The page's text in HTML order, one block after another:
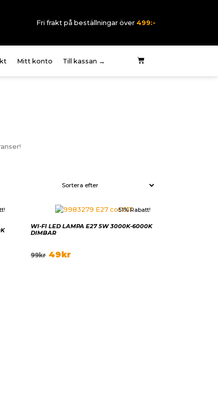
Fri frakt på beställningar över 499:-
Mitt konto Till kassan →
-51% Rabatt!
WI-FI LED LAMPA E27 5W 3000K-6000K
DIMBAR
99kr 49 kr